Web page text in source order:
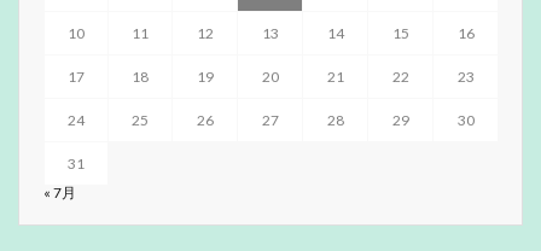
10 11 12 13 14 15 16
17 18 19 20 21 22 23
24 25 26 27 28 29 30
31
« 7月